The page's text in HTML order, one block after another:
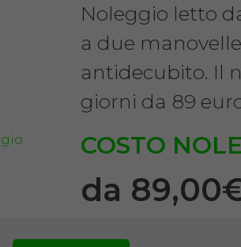
Noleggio letto
a due
antidecubito. Il
giorni da 89
COSTO
da